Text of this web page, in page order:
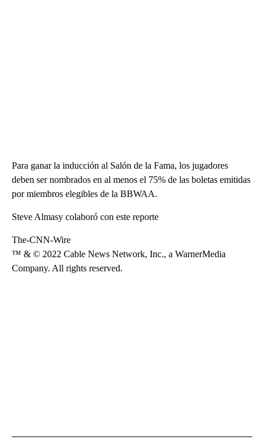
Para ganar la inducción al Salón de la Fama, los jugadores
deben ser nombrados en al menos el 75% de las boletas emitidas
por miembros elegibles de la BBWAA.
Steve Almasy colaboró con este reporte
The-CNN-Wire
™ & © 2022 Cable News Network, Inc., a WarnerMedia
Company. All rights reserved.